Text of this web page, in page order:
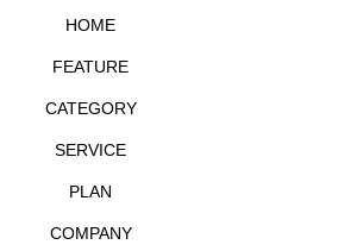
HOME
FEATURE
CATEGORY
SERVICE
PLAN
COMPANY